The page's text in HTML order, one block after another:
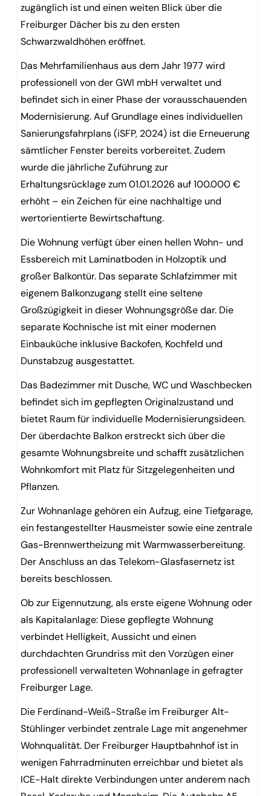
zugänglich ist und einen weiten Blick über die
Freiburger Dächer bis zu den ersten
Schwarzwaldhöhen eröffnet.
Das Mehrfamilienhaus aus dem Jahr 1977 wird
professionell von der GWI mbH verwaltet und
befindet sich in einer Phase der vorausschauenden
Modernisierung. Auf Grundlage eines individuellen
Sanierungsfahrplans (iSFP, 2024) ist die Erneuerung
sämtlicher Fenster bereits vorbereitet. Zudem
wurde die jährliche Zuführung zur
Erhaltungsrücklage zum 01.01.2026 auf 100.000 €
erhöht – ein Zeichen für eine nachhaltige und
wertorientierte Bewirtschaftung.
Die Wohnung verfügt über einen hellen Wohn- und
Essbereich mit Laminatboden in Holzoptik und
großer Balkontür. Das separate Schlafzimmer mit
eigenem Balkonzugang stellt eine seltene
Großzügigkeit in dieser Wohnungsgröße dar. Die
separate Kochnische ist mit einer modernen
Einbauküche inklusive Backofen, Kochfeld und
Dunstabzug ausgestattet.
Das Badezimmer mit Dusche, WC und Waschbecken
befindet sich im gepflegten Originalzustand und
bietet Raum für individuelle Modernisierungsideen.
Der überdachte Balkon erstreckt sich über die
gesamte Wohnungsbreite und schafft zusätzlichen
Wohnkomfort mit Platz für Sitzgelegenheiten und
Pflanzen.
Zur Wohnanlage gehören ein Aufzug, eine Tiefgarage,
ein festangestellter Hausmeister sowie eine zentrale
Gas-Brennwertheizung mit Warmwasserbereitung.
Der Anschluss an das Telekom-Glasfasernetz ist
bereits beschlossen.
Ob zur Eigennutzung, als erste eigene Wohnung oder
als Kapitalanlage: Diese gepflegte Wohnung
verbindet Helligkeit, Aussicht und einen
durchdachten Grundriss mit den Vorzügen einer
professionell verwalteten Wohnanlage in gefragter
Freiburger Lage.
Die Ferdinand-Weiß-Straße im Freiburger Alt-
Stühlinger verbindet zentrale Lage mit angenehmer
Wohnqualität. Der Freiburger Hauptbahnhof ist in
wenigen Fahrradminuten erreichbar und bietet als
ICE-Halt direkte Verbindungen unter anderem nach